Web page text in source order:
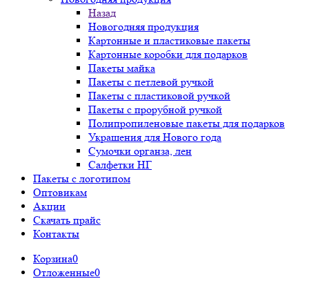
Назад
Новогодняя продукция
Картонные и пластиковые пакеты
Картонные коробки для подарков
Пакеты майка
Пакеты с петлевой ручкой
Пакеты с пластиковой ручкой
Пакеты с прорубной ручкой
Полипропиленовые пакеты для подарков
Украшения для Нового года
Сумочки органза, лен
Салфетки НГ
Пакеты с логотипом
Оптовикам
Акции
Скачать прайс
Контакты
Корзина0
Отложенные0